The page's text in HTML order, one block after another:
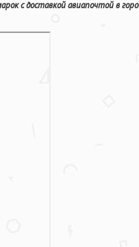
с доставкой авиапочтой в